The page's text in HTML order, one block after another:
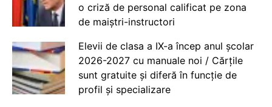
o criză de personal calificat pe zona
de maiștri-instructori
Elevii de clasa a IX-a încep anul școlar
2026-2027 cu manuale noi / Cărțile
sunt gratuite și diferă în funcție de
profil și specializare